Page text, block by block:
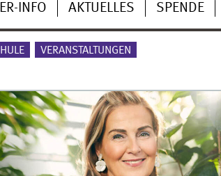
INFO AKTUELLES SPENDE
VERANSTALTUNGEN